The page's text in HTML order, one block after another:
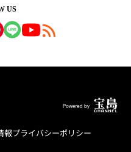
US
報プライバシーポリシー